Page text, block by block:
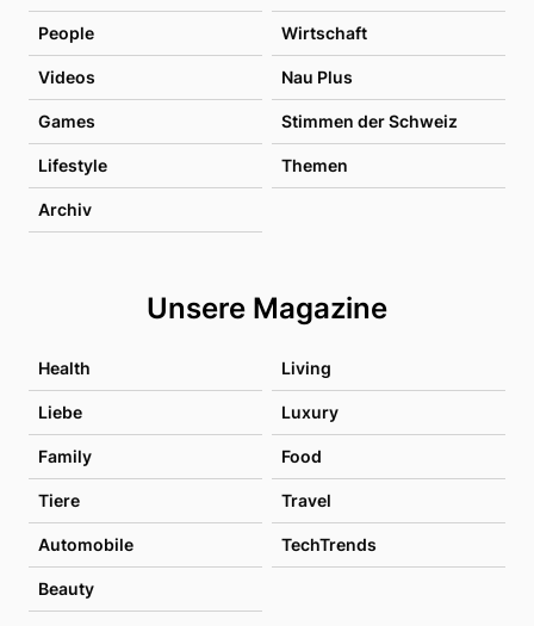
People Wirtschaft
Videos Nau Plus
Games Stimmen der Schweiz
Lifestyle Themen
Archiv
Unsere Magazine
Health Living
Liebe Luxury
Family Food
Tiere Travel
Automobile TechTrends
Beauty